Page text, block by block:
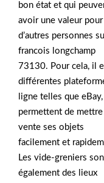
bon état et qui
avoir une valeur pour
d’autres personnes
francois longchamp
73130. Pour cela, il
différentes
ligne telles que
permettent de mettre
vente ses objets
facilement et
Les vide-greniers
également des lieux